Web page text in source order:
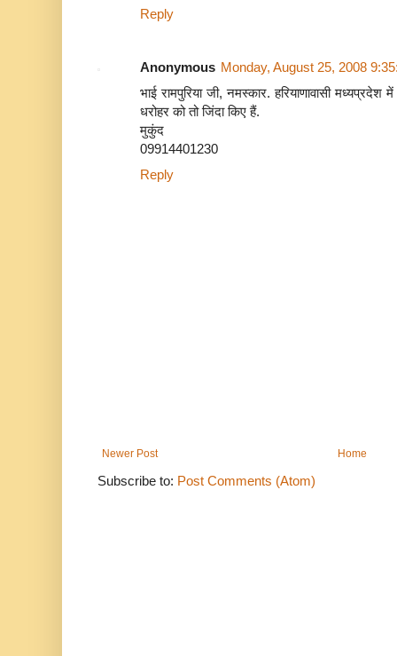
Reply
Anonymous Monday, August 25, 2008
भाई रामपुरिया जी, नमस्कार. हरियाणावासी
धरोहर को तो जिंदा किए हैं.
मुकुंद
09914401230
Reply
Newer Post Home
Subscribe to: Post Comments (Atom)